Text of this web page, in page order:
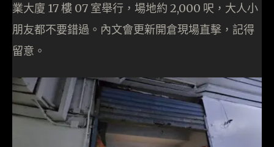
業大廈 17 樓 07 室舉行，場地約 2,000 呎，大人小
朋友都不要錯過。內文會更新開倉現場直擊，記得
留意。